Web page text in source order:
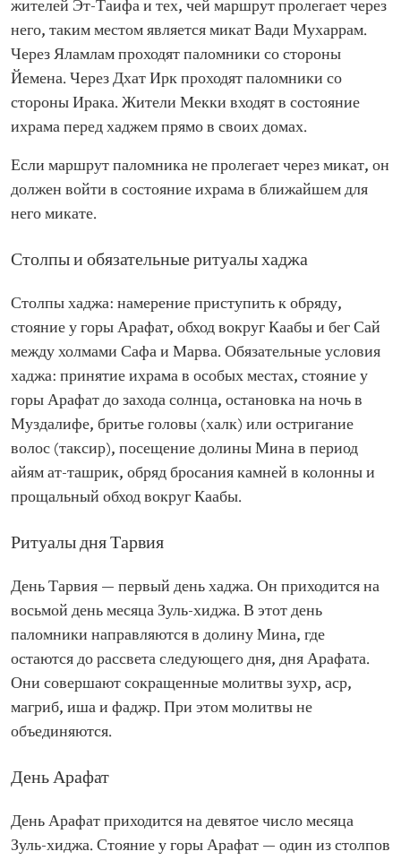
жителей Эт-Таифа и тех, чей маршрут пролегает через
него, таким местом является микат Вади Мухаррам.
Через Яламлам проходят паломники со стороны
Йемена. Через Дхат Ирк проходят паломники со
стороны Ирака. Жители Мекки входят в состояние
ихрама перед хаджем прямо в своих домах.
Если маршрут паломника не пролегает через микат, он
должен войти в состояние ихрама в ближайшем для
него микате.
Столпы и обязательные ритуалы хаджа
Столпы хаджа: намерение приступить к обряду,
стояние у горы Арафат, обход вокруг Каабы и бег Сай
между холмами Сафа и Марва. Обязательные условия
хаджа: принятие ихрама в особых местах, стояние у
горы Арафат до захода солнца, остановка на ночь в
Муздалифе, бритье головы (халк) или остригание
волос (таксир), посещение долины Мина в период
айям ат-ташрик, обряд бросания камней в колонны и
прощальный обход вокруг Каабы.
Ритуалы дня Тарвия
День Тарвия — первый день хаджа. Он приходится на
восьмой день месяца Зуль-хиджа. В этот день
паломники направляются в долину Мина, где
остаются до рассвета следующего дня, дня Арафата.
Они совершают сокращенные молитвы зухр, аср,
магриб, иша и фаджр. При этом молитвы не
объединяются.
День Арафат
День Арафат приходится на девятое число месяца
Зуль-хиджа. Стояние у горы Арафат — один из столпов